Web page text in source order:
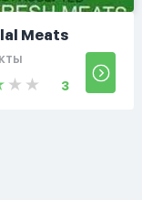
Meats
3